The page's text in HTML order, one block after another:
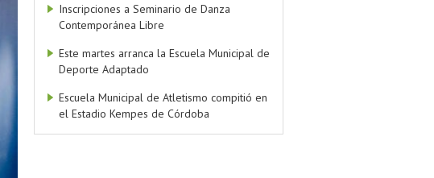
Inscripciones a Seminario de Danza
Contemporánea Libre
Este martes arranca la Escuela Municipal de
Deporte Adaptado
Escuela Municipal de Atletismo compitió en
el Estadio Kempes de Córdoba